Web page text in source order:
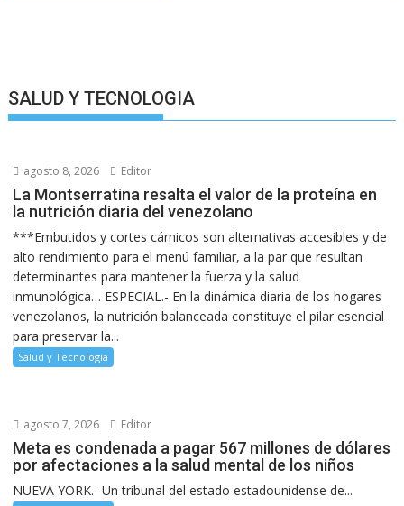
SALUD Y TECNOLOGIA
agosto 8, 2026 Editor
La Montserratina resalta el valor de la proteína en
la nutrición diaria del venezolano
***Embutidos y cortes cárnicos son alternativas accesibles y de
alto rendimiento para el menú familiar, a la par que resultan
determinantes para mantener la fuerza y la salud
inmunológica… ESPECIAL.- En la dinámica diaria de los hogares
venezolanos, la nutrición balanceada constituye el pilar esencial
para preservar la...
Salud y Tecnología
agosto 7, 2026 Editor
Meta es condenada a pagar 567 millones de dólares
por afectaciones a la salud mental de los niños
NUEVA YORK.- Un tribunal del estado estadounidense de...